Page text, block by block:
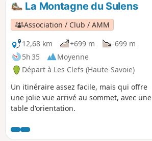
La Montagne du Sulens
Association / Club / AMM
12,68 km
+699 m
-699 m
5h 35
Moyenne
Départ à Les Clefs (Haute-Savoie)
Un itinéraire assez facile, mais qui offre
une jolie vue arrivé au sommet, avec une
table d'orientation.